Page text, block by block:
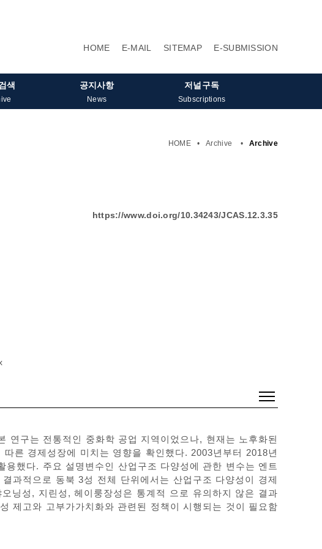
HOME E-MAIL SITEMAP E-SUBMISSION
색 공지사항
News
저널구독
Subscriptions
HOME • Archive • Archive
https://www.doi.org/10.34243/JCAS.12.3.35
연구는 전통적인 중화학 공업 지역이었으나, 현재는 노후화된
른 경제성장에 미치는 영향을 확인했다. 2003년부터 2018년
했다. 주요 설명변수인 산업구조 다양성에 관한 변수는 엔트
과적으로 동북 3성 전체 단위에서는 산업구조 다양성이 경제
닝성, 지린성, 헤이룽장성은 통계적 으로 유의하지 않은 결과
제고와 고부가가치화와 관련된 정책이 시행되는 것이 필요함